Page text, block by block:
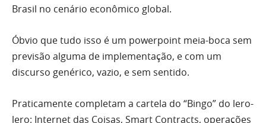
Brasil no cenário econômico global.
Óbvio que tudo isso é um powerpoint meia-boca sem
previsão alguma de implementação, e com um
discurso genérico, vazio, e sem sentido.
Praticamente completam a cartela do “Bingo” do lero-
lero: Internet das Coisas, Smart Contracts, operações